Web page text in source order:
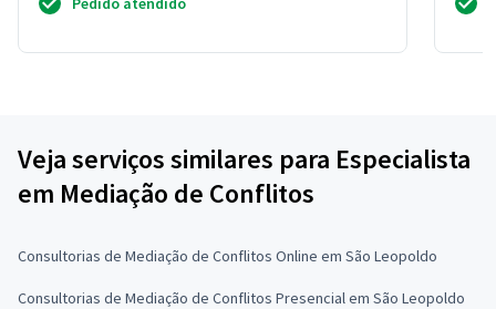
Veja serviços similares para Especialista
em Mediação de Conflitos
Consultorias de Mediação de Conflitos Online em São Leopoldo
Consultorias de Mediação de Conflitos Presencial em São Leopoldo